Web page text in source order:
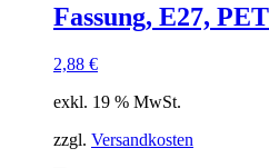
Fassung, E27,
2,88 €
exkl. 19 % MwSt.
zzgl. Versandkosten